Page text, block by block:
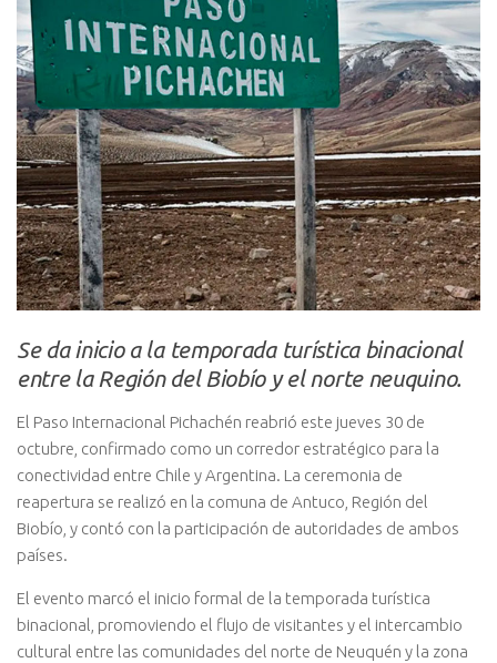
Se da inicio a la temporada turística binacional
entre la Región del Biobío y el norte neuquino.
El Paso Internacional Pichachén reabrió este jueves 30 de
octubre, confirmado como un corredor estratégico para la
conectividad entre Chile y Argentina. La ceremonia de
reapertura se realizó en la comuna de Antuco, Región del
Biobío, y contó con la participación de autoridades de ambos
países.
El evento marcó el inicio formal de la temporada turística
binacional, promoviendo el flujo de visitantes y el intercambio
cultural entre las comunidades del norte de Neuquén y la zona